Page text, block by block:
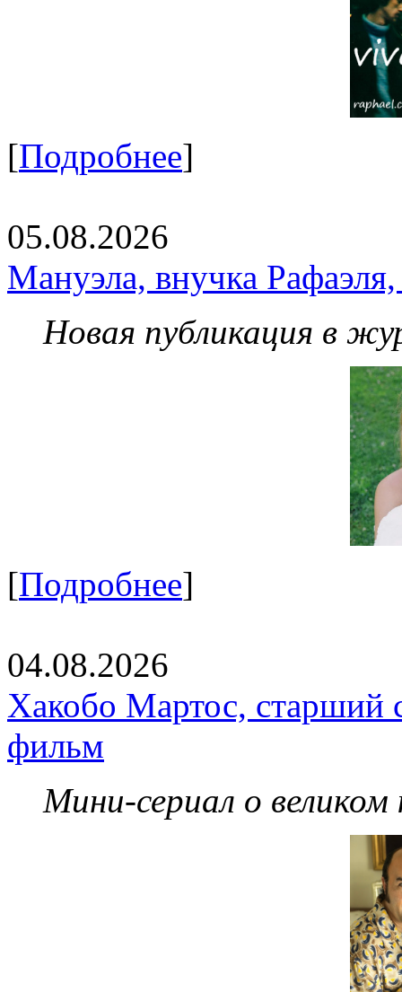
[Подробнее]
05.08.2026
Мануэла, внучка
Новая публикация в
[Подробнее]
04.08.2026
Хакобо Мартос, старший
фильм
Мини-сериал о великом